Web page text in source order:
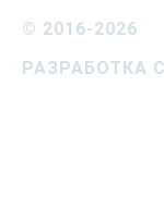
© 2016-2026
РАЗРАБОТКА